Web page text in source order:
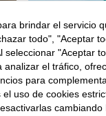
brindar el servicio
todo", "Aceptar
seleccionar "Aceptar
analizar el tráfico,
para
uso de cookies
cambiando